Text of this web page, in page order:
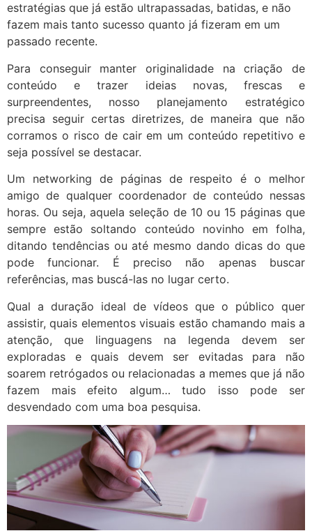
estratégias que já estão ultrapassadas, batidas, e não
fazem mais tanto sucesso quanto já fizeram em um
passado recente.
Para conseguir manter originalidade na criação de
conteúdo e trazer ideias novas, frescas e
surpreendentes, nosso planejamento estratégico
precisa seguir certas diretrizes, de maneira que não
corramos o risco de cair em um conteúdo repetitivo e
seja possível se destacar.
Um networking de páginas de respeito é o melhor
amigo de qualquer coordenador de conteúdo nessas
horas. Ou seja, aquela seleção de 10 ou 15 páginas que
sempre estão soltando conteúdo novinho em folha,
ditando tendências ou até mesmo dando dicas do que
pode funcionar. É preciso não apenas buscar
referências, mas buscá-las no lugar certo.
Qual a duração ideal de vídeos que o público quer
assistir, quais elementos visuais estão chamando mais a
atenção, que linguagens na legenda devem ser
exploradas e quais devem ser evitadas para não
soarem retrógados ou relacionadas a memes que já não
fazem mais efeito algum… tudo isso pode ser
desvendado com uma boa pesquisa.